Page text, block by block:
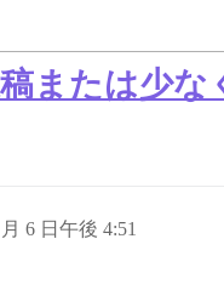
または少
6 日午後 4:51